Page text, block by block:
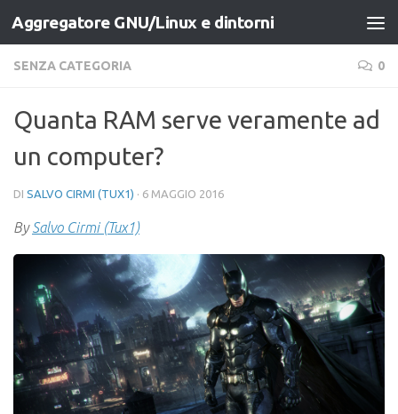
Salta al contenuto
Aggregatore GNU/Linux e dintorni
SENZA CATEGORIA 0
Quanta RAM serve veramente ad
un computer?
DI SALVO CIRMI (TUX1) · 6 MAGGIO 2016
BySalvo Cirmi (Tux1)